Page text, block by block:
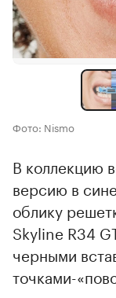
Фото: Nismo
В коллекцию
версию в
облику
Skyline R34
черными
точками-